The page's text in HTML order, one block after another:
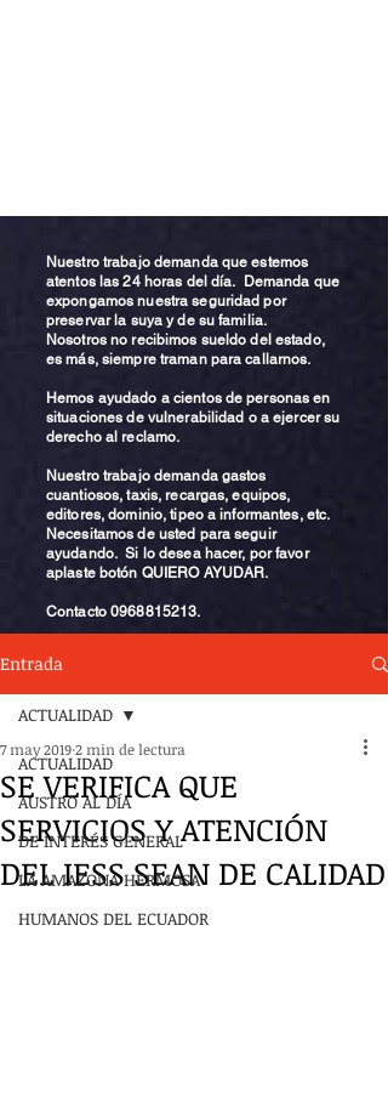
Nuestro trabajo demanda que estemos
atentos las 24 horas del día. Demanda que
expongamos nuestra seguridad por
preservar la suya y de su familia.
Nosotros no recibimos sueldo del estado,
es más, siempre traman para callarnos.
Hemos ayudado a cientos de personas en
situaciones de vulnerabilidad o a ejercer su
derecho al reclamo.
Nuestro trabajo demanda gastos
cuantiosos, taxis, recargas, equipos,
editores, dominio, tipeo a informantes, etc.
Necesitamos de usted para seguir
ayudando. Si lo desea hacer, por favor
aplaste botón QUIERO AYUDAR.
Contacto0968815213.
Entrada
ACTUALIDAD
AUSTRO AL DÍA
DE INTERÉS GENERAL
LA AMAZONA HERMOSA
HUMANOS DEL ECUADOR
ACTUALIDAD
SE VERIFICA QUE
SERVICIOS Y ATENCIÓN
DEL IESS SEAN DE CALIDAD
7 may 20192 min de lectura